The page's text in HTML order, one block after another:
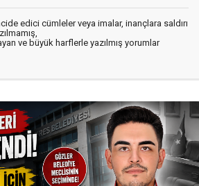
edici cümleler veya imalar, inançlara saldırı
ve büyük harflerle yazılmış yorumlar